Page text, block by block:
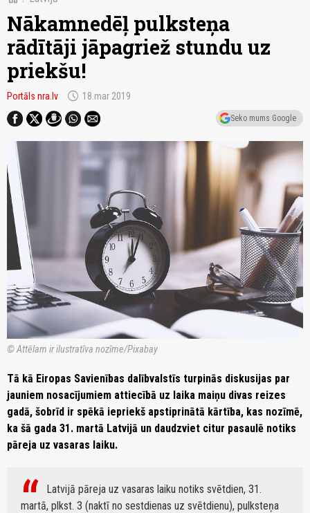
Nākamnedēļ pulksteņa
rādītāji jāpagriež stundu uz
priekšu!
Portāls nra.lv schedule 18.mar 2019
Seko mums Google
© Attēlam ir ilustratīva nozīme/Pixabay
Tā kā Eiropas Savienības dalībvalstīs turpinās diskusijas par
jauniem nosacījumiem attiecībā uz laika maiņu divas reizes
gadā, šobrīd ir spēkā iepriekš apstiprinātā kārtība, kas nozīmē,
ka šā gada 31. martā Latvijā un daudzviet citur pasaulē notiks
pāreja uz vasaras laiku.
Latvijā pāreja uz vasaras laiku notiks svētdien, 31.
martā, plkst. 3 (naktī no sestdienas uz svētdienu), pulksteņa